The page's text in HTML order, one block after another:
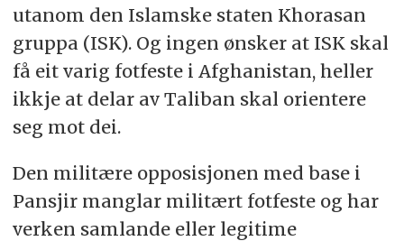
utanom den Islamske staten Khorasan
gruppa (ISK). Og ingen ønsker at ISK skal
få eit varig fotfeste i Afghanistan, heller
ikkje at delar av Taliban skal orientere
seg mot dei.
Den militære opposisjonen med base i
Pansjir manglar militært fotfeste og har
verken samlande eller legitime